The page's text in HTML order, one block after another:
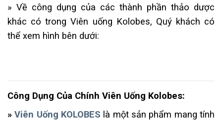
» Về công dụng của các thành phần thảo dược
khác có trong Viên uống Kolobes, Quý khách có
thể xem hình bên dưới:
Công Dụng Của Chính Viên Uống Kolobes:
»Viên Uống KOLOBES là một sản phẩm mang tính